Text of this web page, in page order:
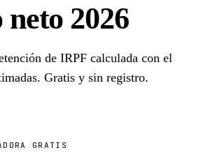
2026
de IRPF calculada con el
Gratis y sin registro.
GRATIS